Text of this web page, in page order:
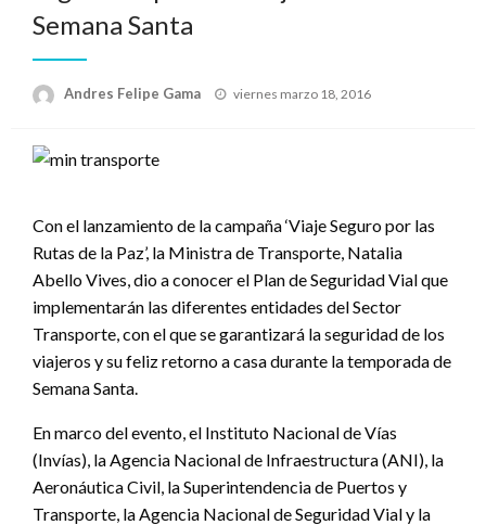
Semana Santa
Andres Felipe Gama
Publicado
viernes marzo 18, 2016
Con el lanzamiento de la campaña ‘Viaje Seguro por las
Rutas de la Paz’, la Ministra de Transporte, Natalia
Abello Vives, dio a conocer el Plan de Seguridad Vial que
implementarán las diferentes entidades del Sector
Transporte, con el que se garantizará la seguridad de los
viajeros y su feliz retorno a casa durante la temporada de
Semana Santa.
En marco del evento, el Instituto Nacional de Vías
(Invías), la Agencia Nacional de Infraestructura (ANI), la
Aeronáutica Civil, la Superintendencia de Puertos y
Transporte, la Agencia Nacional de Seguridad Vial y la